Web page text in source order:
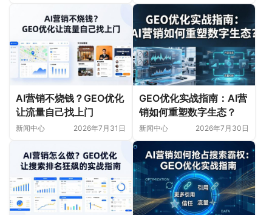
AI营销不烧钱？GEO优化
让流量自己找上门
新闻中心 2026年7月31日
GEO优化实战指南：AI营
销如何重塑数字生态？
新闻中心 2026年7月30日